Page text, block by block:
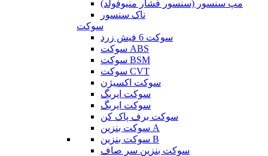
مپ سنسور (سنسور فشار منیوفولد)
ناک سنسور
سوکت
سوکت 6 فیش زرد
سوکت ABS
سوکت BSM
سوکت CVT
سوکت اکسیژن
سوکت ایربگ
سوکت ایربگ
سوکت برف پاک کن
سوکت بنزین A
سوکت بنزین B
سوکت بنزین سر صاف